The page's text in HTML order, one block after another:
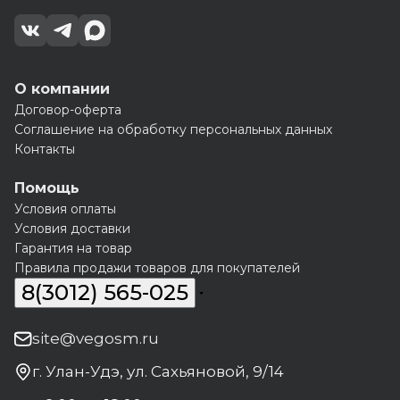
О компании
Договор-оферта
Соглашение на обработку персональных данных
Контакты
Помощь
Условия оплаты
Условия доставки
Гарантия на товар
Правила продажи товаров для покупателей
8(3012) 565-025
site@vegosm.ru
г. Улан-Удэ, ул. Сахьяновой, 9/14